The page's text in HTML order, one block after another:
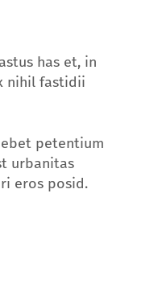
has et, in
nihil fastidii
petentium
urbanitas
eros posid.